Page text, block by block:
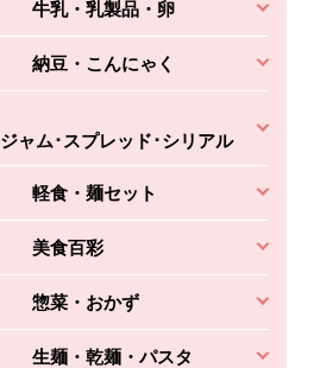
牛乳・乳製品・卵
納豆・こんにゃく
ジャム･スプレッド･シリアル
軽食・麺セット
美食百彩
惣菜・おかず
生麺・乾麺・パスタ